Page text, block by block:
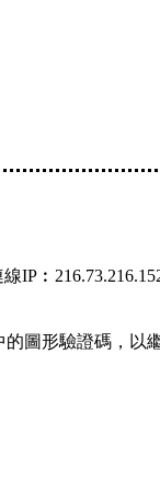
線
的圖形驗證碼，以